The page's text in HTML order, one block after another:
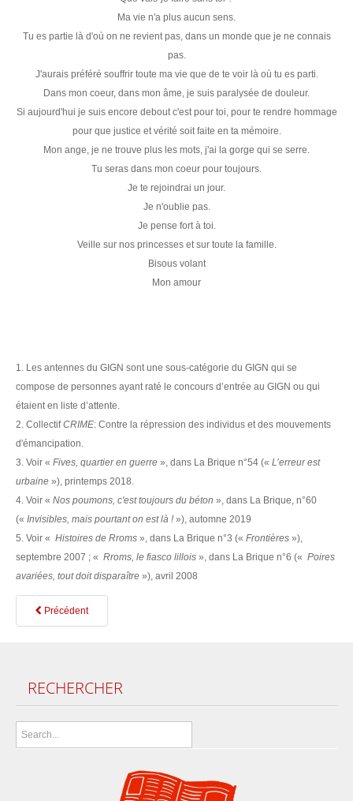
Ma vie n'a plus aucun sens.
Tu es partie là d'où on ne revient pas, dans un monde que je ne connais
pas.
J'aurais préféré souffrir toute ma vie que de te voir là où tu es parti.
Dans mon coeur, dans mon âme, je suis paralysée de douleur.
Si aujourd'hui je suis encore debout c'est pour toi, pour te rendre hommage
pour que justice et vérité soit faite en ta mémoire.
Mon ange, je ne trouve plus les mots, j'ai la gorge qui se serre.
Tu seras dans mon coeur pour toujours.
Je te rejoindrai un jour.
Je n'oublie pas.
Je pense fort à toi.
Veille sur nos princesses et sur toute la famille.
Bisous volant
Mon amour
1. Les antennes du GIGN sont une sous-catégorie du GIGN qui se
compose de personnes ayant raté le concours d’entrée au GIGN ou qui
étaient en liste d’attente.
2. CollectifCRIME: Contre la répression des individus et des mouvements
d'émancipation.
3. Voir « Fives, quartier en guerre », dans La Brique n°54 (« L’erreur est
urbaine »), printemps 2018.
4. Voir « Nos poumons, c'est toujours du béton », dans La Brique, n°60
(« Invisibles, mais pourtant on est là ! »), automne 2019
5. Voir « Histoires de Rroms », dans La Brique n°3 (« Frontières »),
septembre 2007 ; « Rroms, le fiasco lillois », dans La Brique n°6 (« Poires
avariées, tout doit disparaître »), avril 2008
Précédent
RECHERCHER